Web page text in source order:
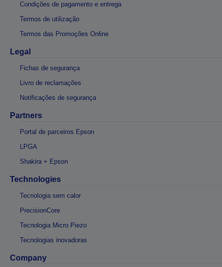
Condições de pagamento e entrega
Termos de utilização
Termos das Promoções Online
Legal
Fichas de segurança
Livro de reclamações
Notificações de segurança
Partners
Portal de parceiros Epson
LPGA
Shakira + Epson
Technologies
Tecnologia sem calor
PrecisionCore
Tecnologia Micro Piezo
Tecnologias inovadoras
Company